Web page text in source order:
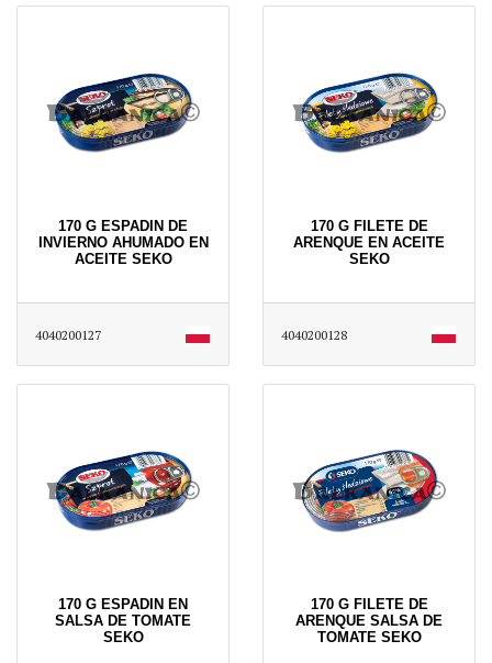
170 G ESPADIN DE
INVIERNO AHUMADO EN
ACEITE SEKO
4040200127
170 G FILETE DE
ARENQUE EN ACEITE
SEKO
4040200128
170 G ESPADIN EN
SALSA DE TOMATE
SEKO
170 G FILETE DE
ARENQUE SALSA DE
TOMATE SEKO